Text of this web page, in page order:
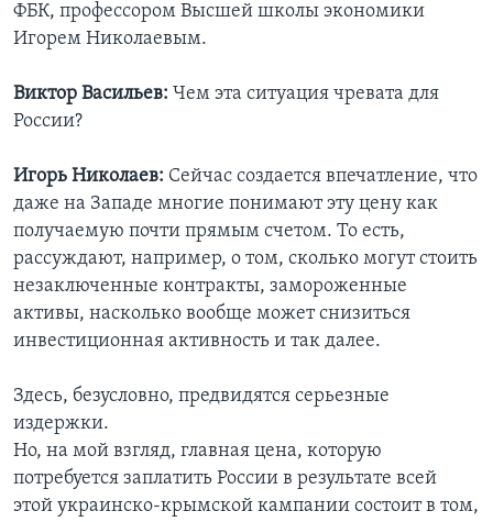
ФБК, профессором Высшей школы экономики
Игорем Николаевым.
Виктор Васильев: Чем эта ситуация чревата для
России?
Игорь Николаев: Сейчас создается впечатление, что
даже на Западе многие понимают эту цену как
получаемую почти прямым счетом. То есть,
рассуждают, например, о том, сколько могут стоить
незаключенные контракты, замороженные
активы, насколько вообще может снизиться
инвестиционная активность и так далее.
Здесь, безусловно, предвидятся серьезные
издержки.
Но, на мой взгляд, главная цена, которую
потребуется заплатить России в результате всей
этой украинско-крымской кампании состоит в том,